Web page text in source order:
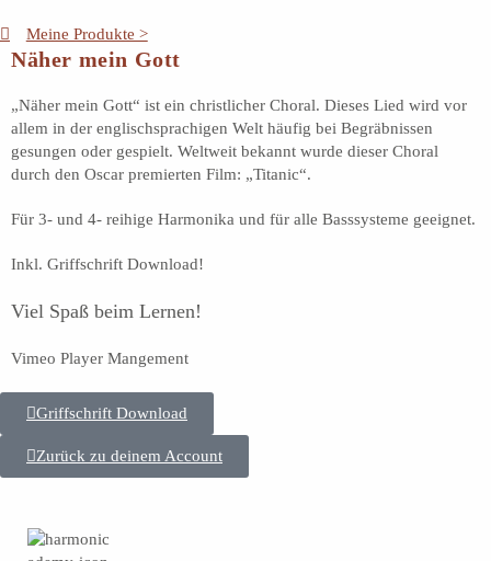
Meine Produkte >
Näher mein Gott
„Näher mein Gott“ ist ein christlicher Choral. Dieses Lied wird vor
allem in der englischsprachigen Welt häufig bei Begräbnissen
gesungen oder gespielt. Weltweit bekannt wurde dieser Choral
durch den Oscar premierten Film: „Titanic“.
Für 3- und 4- reihige Harmonika und für alle Basssysteme geeignet.
Inkl. Griffschrift Download!
Viel Spaß beim Lernen!
Vimeo Player Mangement
Griffschrift Download
Zurück zu deinem Account